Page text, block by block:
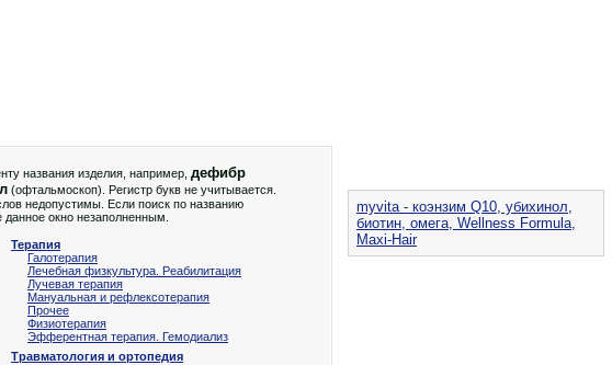
названия изделия, например, дефибр
(офтальмоскоп). Регистр букв не учитывается.
недопустимы. Если поиск по названию
окно незаполненным.
Терапия
Галотерапия
Лечебная физкультура. Реабилитация
Лучевая терапия
Мануальная и рефлексотерапия
Прочее
Физиотерапия
Эфферентная терапия. Гемодиализ
Травматология и ортопедия
myvita - коэнзим Q10, убихинол,
биотин, омега, Wellness Formula,
Maxi-Hair